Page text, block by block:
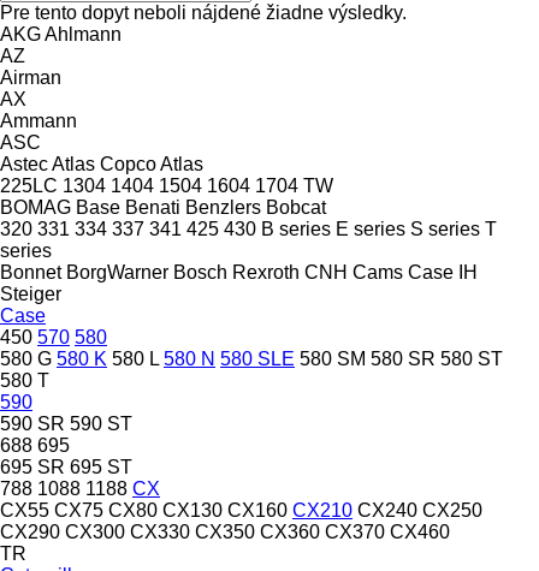
Pre tento dopyt neboli nájdené žiadne výsledky.
AKGAhlmann
AZ
Airman
AX
Ammann
ASC
AstecAtlas CopcoAtlas
225LC 1304 1404 1504 1604 1704 TW
BOMAG Base Benati Benzlers Bobcat
320 331 334 337 341 425 430 B series E series S series T
series
Bonnet BorgWarner Bosch Rexroth CNH Cams Case IH
Steiger
Case
450 570 580
580 G 580 K 580 L 580 N 580 SLE 580 SM 580 SR 580 ST
580 T
590
590 SR 590 ST
688 695
695 SR 695 ST
788 1088 1188 CX
CX55 CX75 CX80 CX130 CX160 CX210 CX240 CX250
CX290 CX300 CX330 CX350 CX360 CX370 CX460
TR